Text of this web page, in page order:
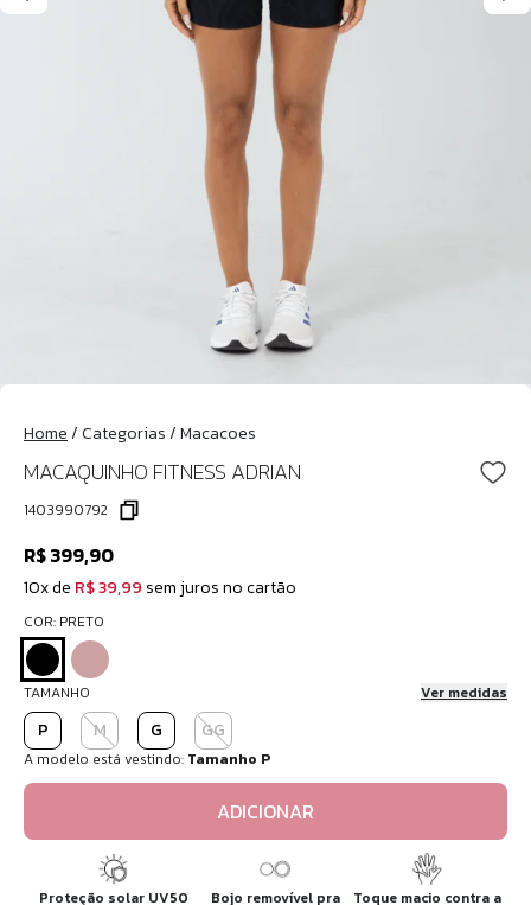
Home/Categorias/Macacoes
MACAQUINHO FITNESS ADRIAN
1403990792
R$ 399,90
10x de R$ 39,99 sem juros no cartão
COR: PRETO
TAMANHO Ver medidas
P M G GG
A modelo está vestindo: Tamanho P
ADICIONAR
Proteção solar UV50
Bojo removível pra
Toque macio contra a